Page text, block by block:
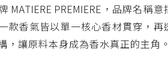
MATIERE PREMIERE，品牌名稱
款香氣皆以單一核心香材貫穿，
，讓原料本身成為香水真正的主角。